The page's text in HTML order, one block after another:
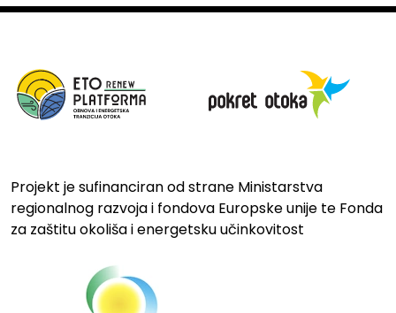
Projekt je sufinanciran od strane Ministarstva
regionalnog razvoja i fondova Europske unije te Fonda
za zaštitu okoliša i energetsku učinkovitost